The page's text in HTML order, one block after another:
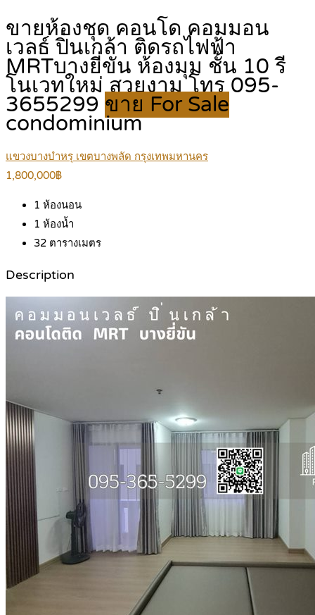
ขายห้องชุด คอนโด คอมมอน
เวลธ์ ปิ่นเกล้า ติดรถไฟฟ้า
MRTบางยี่ขัน ห้องมุม ชั้น 10 รี
โนเวทใหม่ สวยงาม โทร 095-
3655299 ขาย For Sale
condominium
แขวงบางบำหรุ เขตบางพลัด กรุงเทพมหานคร
1,800,000฿
1 ห้องนอน
1 ห้องน้ำ
32 ตารางเมตร
Description